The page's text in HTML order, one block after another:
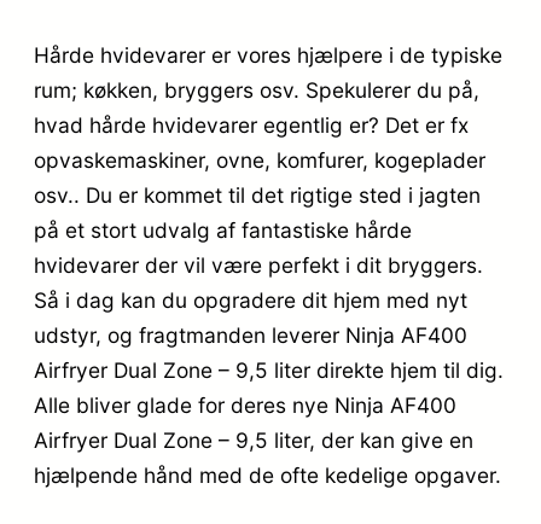
Hårde hvidevarer er vores hjælpere i de typiske
rum; køkken, bryggers osv. Spekulerer du på,
hvad hårde hvidevarer egentlig er? Det er fx
opvaskemaskiner, ovne, komfurer, kogeplader
osv.. Du er kommet til det rigtige sted i jagten
på et stort udvalg af fantastiske hårde
hvidevarer der vil være perfekt i dit bryggers.
Så i dag kan du opgradere dit hjem med nyt
udstyr, og fragtmanden leverer Ninja AF400
Airfryer Dual Zone – 9,5 liter direkte hjem til dig.
Alle bliver glade for deres nye Ninja AF400
Airfryer Dual Zone – 9,5 liter, der kan give en
hjælpende hånd med de ofte kedelige opgaver.